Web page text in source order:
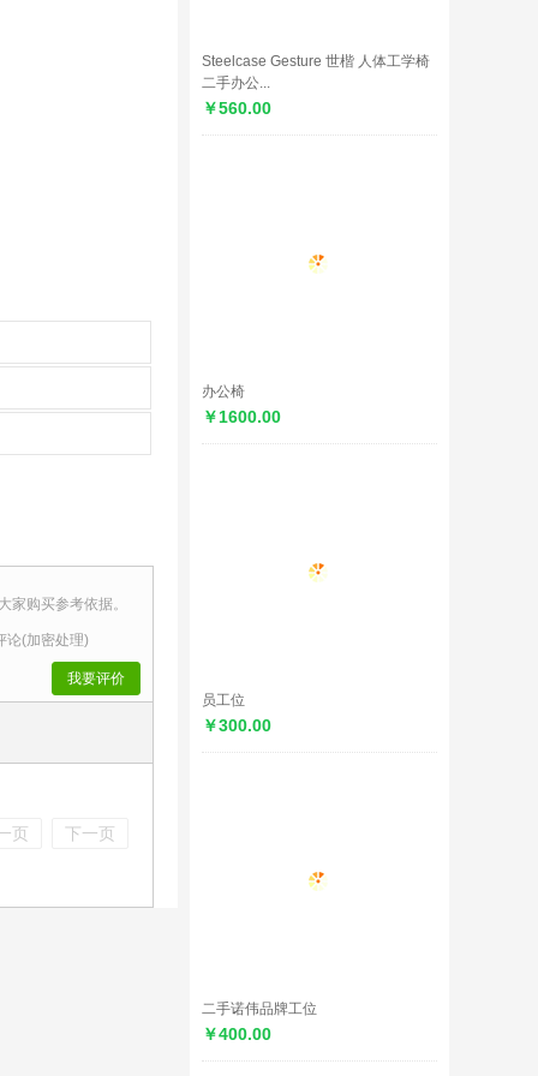
家购买参考依据。
论(加密处理)
我要评价
页 下一页
Steelcase Gesture 世楷 人体工学椅
二手办公...
￥560.00
办公椅
￥1600.00
员工位
￥300.00
二手诺伟品牌工位
￥400.00